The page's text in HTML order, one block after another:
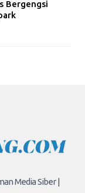
Bergengsi
Media Siber |